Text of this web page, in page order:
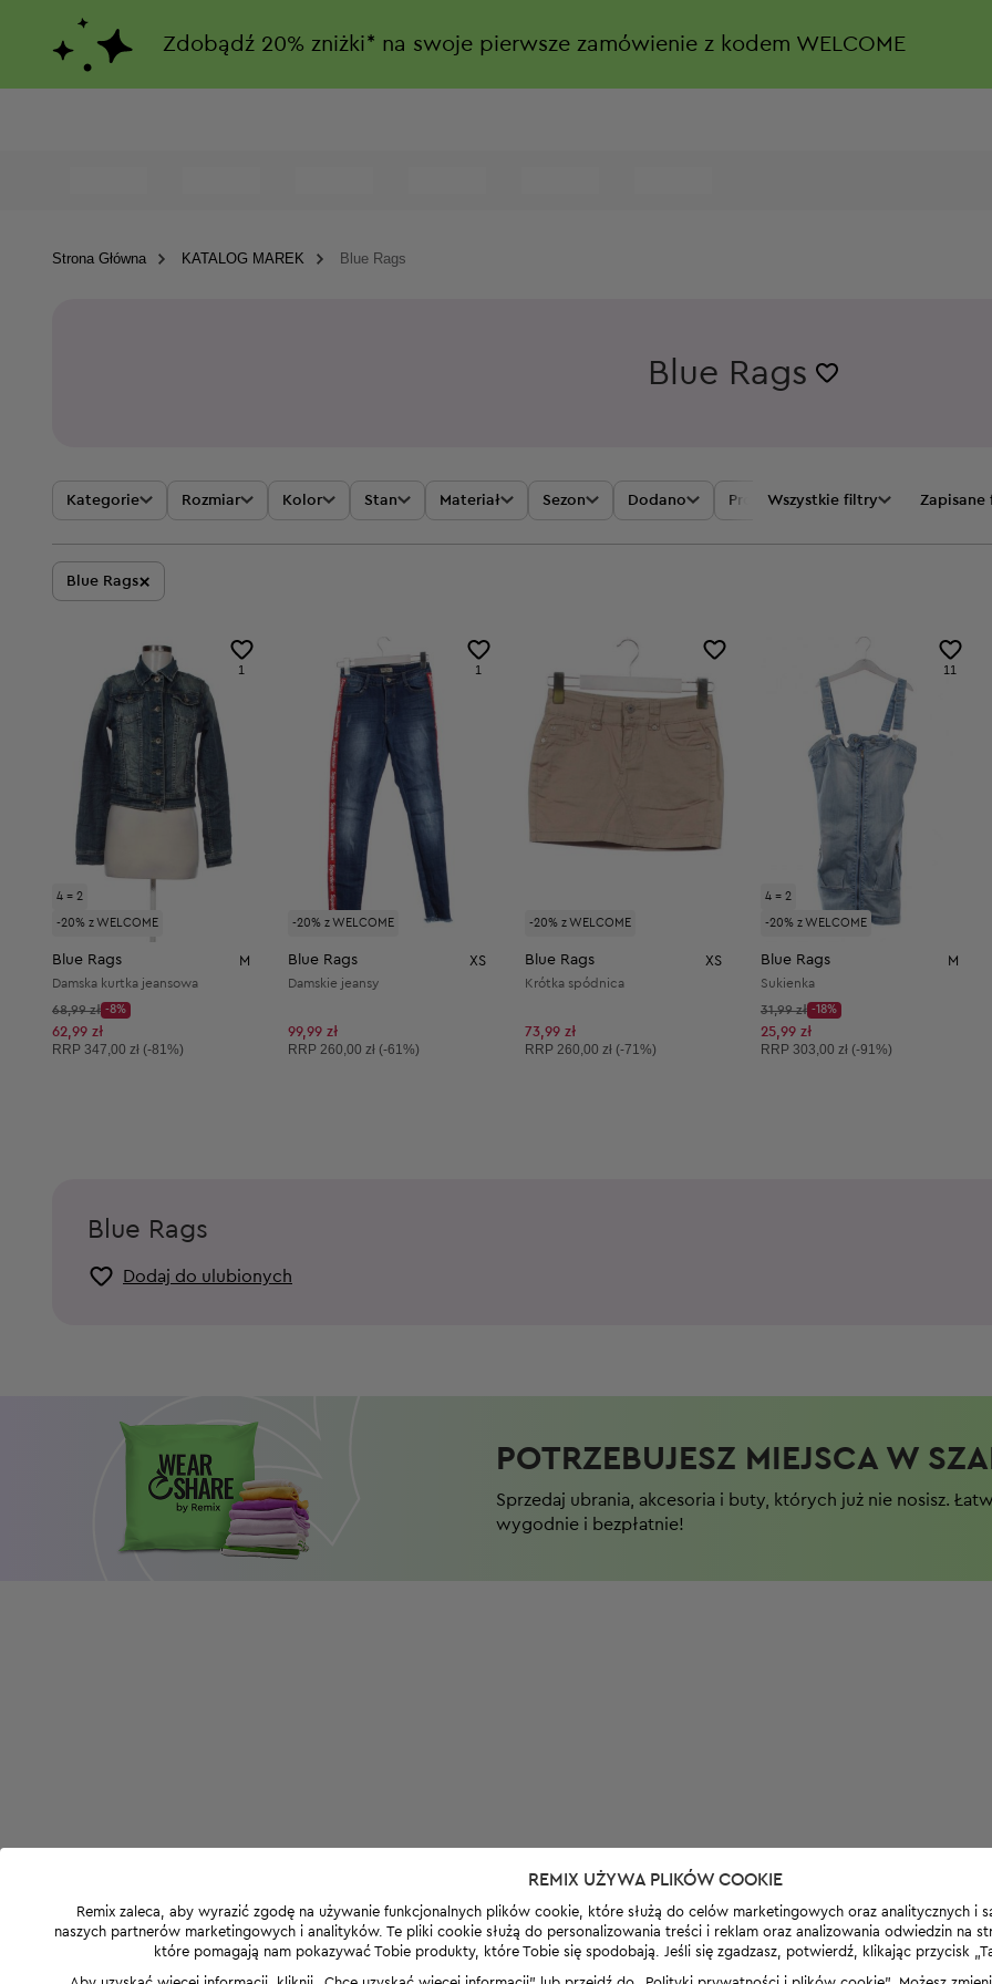
Zdobądź 20% zniżki* na swoje pierwsze zamówienie z kodem WELCOME
Strona Główna KATALOG MAREK Blue Rags
Blue Rags
Kategorie Rozmiar Kolor Stan Materiał Sezon Dodano Promocje Cena
Wszystkie filtry Zapisane
Blue Rags×
4 = 2
-20% z WELCOME
1
Blue Rags M
Damska kurtka jeansowa
Cena początkowa:
68,99 zł
Discount Price:
-8%
Obniżona cena:
62,99 zł
Cena sugerowana:
RRP 347,00 zł (-81%)
-20% z WELCOME
1
Blue Rags XS
Damskie jeansy
99,99 zł
Cena sugerowana:
RRP260,00 zł (-61%)
-20% z WELCOME
Blue Rags XS
Krótka spódnica
73,99 zł
Cena sugerowana:
RRP 260,00 zł (-71%)
4 = 2
-20% z WELCOME
11
Blue Rags M
Sukienka
Cena początkowa:
31,99 zł
Discount Price:
-18%
Obniżona cena:
25,99 zł
Cena sugerowana:
RRP 303,00 zł (-91%)
Blue Rags
Dodaj do ulubionych
POTRZEBUJESZ MIEJSCA W
Sprzedaj ubrania, akcesoria i buty, których już nie nosisz.
wygodnie i bezpłatnie!
REMIX UŻYWA PLIKÓW COOKIE
Remix zaleca, aby wyrazić zgodę na używanie funkcjonalnych plików cookie, które służą do celów marketingowych oraz analitycznych i
naszych partnerów marketingowych i analityków. Te pliki cookie służą do personalizowania treści i reklam oraz analizowania odwiedzin na
które pomagają nam pokazywać Tobie produkty, które Tobie się spodobają. Jeśli się zgadzasz, potwierdź, klikając przycisk